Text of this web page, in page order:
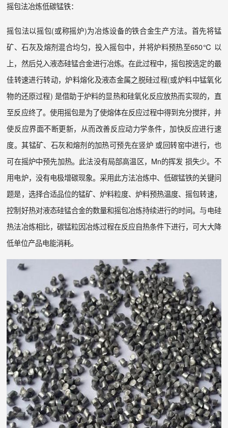
摇包法冶炼低碳锰铁：
摇包法以摇包(或称摇炉)为冶炼设备的铁合金生产方法。首先将锰
矿、石灰及熔剂混合均匀，投入摇包中，并将炉料预热至650℃ 以
上，然后兑入液态硅锰合金进行冶炼。在此过程中，摇包按选定的最
佳转速进行转动，炉料熔化及液态金属之脱硅过程(或炉料中锰氧化
物的还原过程) 是借助于炉料的显热和硅氧化反应放热而实现的，直
至反应终了。使用摇包是为了使熔体在反应过程中得到充分搅拌，并
使反应界面不断更新，从而改善反应动力学条件，加快反应进行速
度。其锰矿、石灰和熔剂的加热可预先在竖炉 或回转窑中进行，也
可在摇炉中预先加热。此法没有局部高温区，Mn的挥发 损失少。不
用电炉，没有电极增碳现象。采用此方法冶炼中、低碳锰铁的关键问
题是，选择合适品位的锰矿、炉料粒度、炉料预热温度、摇包转速，
控制好热对液态硅锰合金的数量和摇包冶炼持续进行的时间。与电硅
热法冶炼相比，碳锰粒因冶炼过程在反应自热条件下进行，可大大降
低单位产品电能消耗。